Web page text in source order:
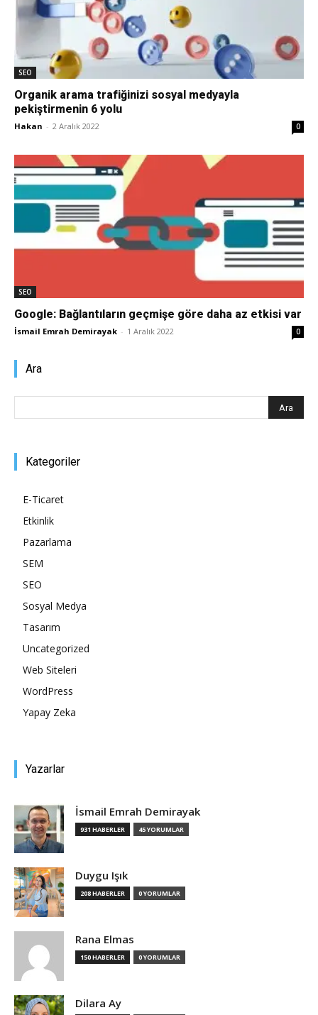
SEO
Organik arama trafiğinizi sosyal medyayla
pekiştirmenin 6 yolu
Hakan - 2 Aralık 2022 0
SEO
Google: Bağlantıların geçmişe göre daha az etkisi var
İsmail Emrah Demirayak - 1 Aralık 2022 0
Ara
Kategoriler
E-Ticaret
Etkinlik
Pazarlama
SEM
SEO
Sosyal Medya
Tasarım
Uncategorized
Web Siteleri
WordPress
Yapay Zeka
Yazarlar
İsmail Emrah Demirayak
931 HABERLER 45 YORUMLAR
Duygu Işık
208 HABERLER 0 YORUMLAR
Rana Elmas
150 HABERLER 0 YORUMLAR
Dilara Ay